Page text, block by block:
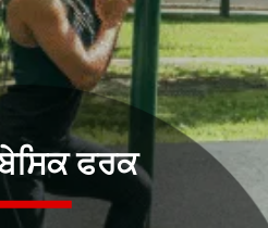
ਇਹ ਹੈ ਬੇਸਿਕ ਫਰਕ